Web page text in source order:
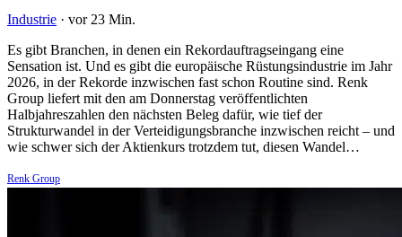
Industrie · vor 23 Min.
Es gibt Branchen, in denen ein Rekordauftragseingang eine
Sensation ist. Und es gibt die europäische Rüstungsindustrie im Jahr
2026, in der Rekorde inzwischen fast schon Routine sind. Renk
Group liefert mit den am Donnerstag veröffentlichten
Halbjahreszahlen den nächsten Beleg dafür, wie tief der
Strukturwandel in der Verteidigungsbranche inzwischen reicht – und
wie schwer sich der Aktienkurs trotzdem tut, diesen Wandel…
Renk Group